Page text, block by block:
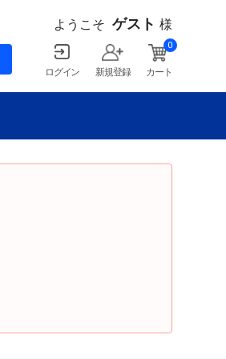
ようこそ ゲスト 様
ログイン 新規登録 カート
0